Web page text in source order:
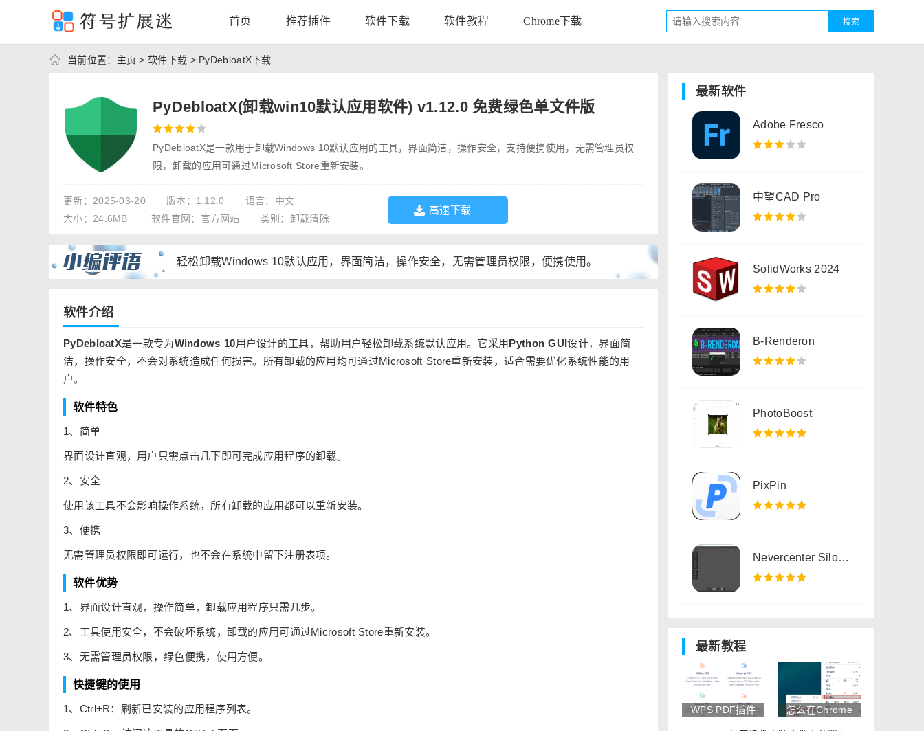
首页 推荐插件 软件下载 软件教程 Chrome下载 搜索
当前位置： 主页 >软件下载 > PyDebloatX下载
PyDebloatX(卸载win10默认应用软件) v1.12.0 免费绿色单文件版
PyDebloatX是一款用于卸载Windows 10默认应用的工具，界面简洁，操作安全，支持便携使用，无需管理员权
限，卸载的应用可通过Microsoft Store重新安装。
更新： 2025-03-20 版本： 1.12.0 语言： 中文
大小： 24.6MB 软件官网： 官方网站 类别： 卸载清除
高速下载
轻松卸载Windows 10默认应用，界面简洁，操作安全，无需管理员权限，便携使用。
软件介绍
PyDebloatX是一款专为Windows 10用户设计的工具，帮助用户轻松卸载系统默认应用。它采用Python GUI设计，界面简
洁，操作安全，不会对系统造成任何损害。所有卸载的应用均可通过Microsoft Store重新安装，适合需要优化系统性能的用
户。
软件特色
1、简单
界面设计直观，用户只需点击几下即可完成应用程序的卸载。
2、安全
使用该工具不会影响操作系统，所有卸载的应用都可以重新安装。
3、便携
无需管理员权限即可运行，也不会在系统中留下注册表项。
软件优势
1、界面设计直观，操作简单，卸载应用程序只需几步。
2、工具使用安全，不会破坏系统，卸载的应用可通过Microsoft Store重新安装。
3、无需管理员权限，绿色便携，使用方便。
快捷键的使用
1、Ctrl+R：刷新已安装的应用程序列表。
最新软件
Adobe Fresco
中望CAD Pro
SolidWorks 2024
B-Renderon
PhotoBoost
PixPin
Nevercenter Silo 2024
最新教程
WPS PDF插件
怎么在Chrome